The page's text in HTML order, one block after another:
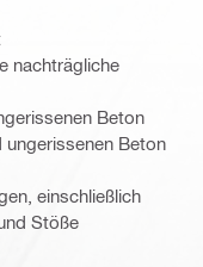
nachträgliche
Beton
ungerissenen Beton
einschließlich
Stöße